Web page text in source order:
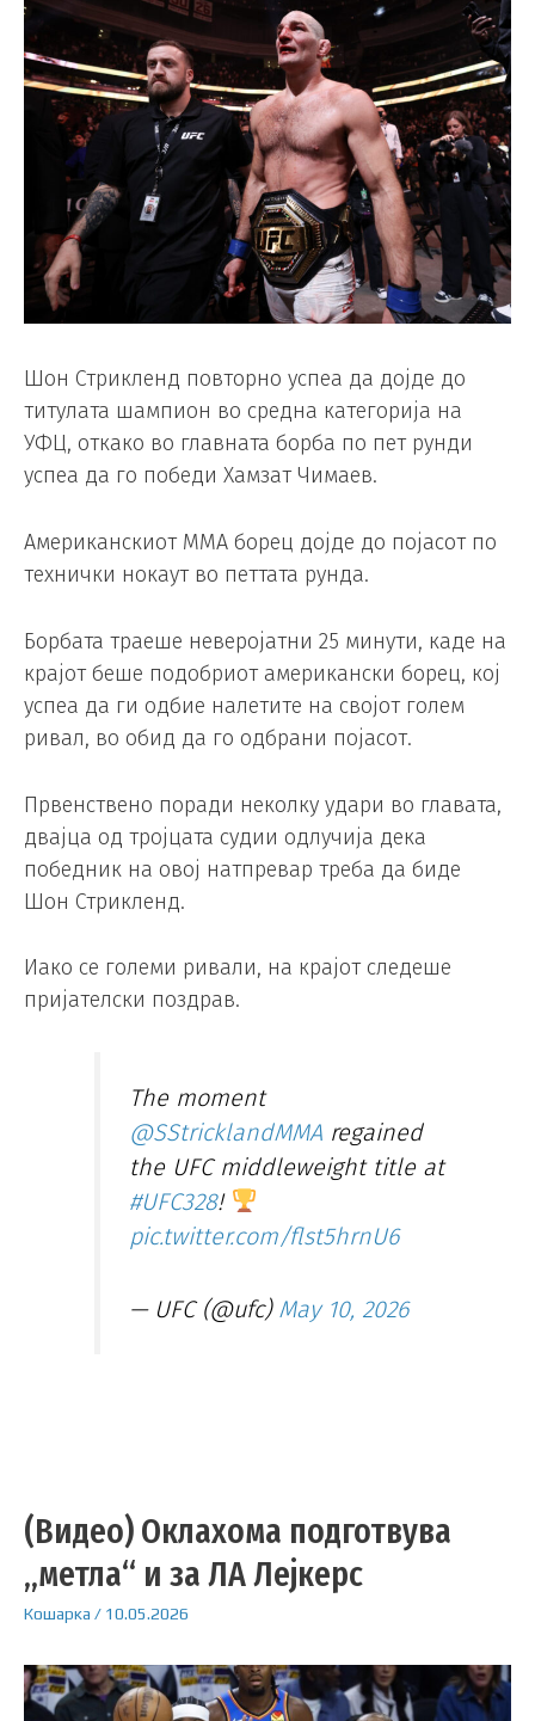
Шон Стрикленд повторно успеа да дојде до
титулата шампион во средна категорија на
УФЦ, откако во главната борба по пет рунди
успеа да го победи Хамзат Чимаев.
Американскиот ММА борец дојде до појасот по
технички нокаут во петтата рунда.
Борбата траеше неверојатни 25 минути, каде на
крајот беше подобриот американски борец, кој
успеа да ги одбие налетите на својот голем
ривал, во обид да го одбрани појасот.
Првенствено поради неколку удари во главата,
двајца од тројцата судии одлучија дека
победник на овој натпревар треба да биде
Шон Стрикленд.
Иако се големи ривали, на крајот следеше
пријателски поздрав.
The moment
@SStricklandMMA regained
the UFC middleweight title at
#UFC328!
pic.twitter.com/flst5hrnU6
— UFC (@ufc) May 10, 2026
(Видео) Оклахома подготвува
„метла“ и за ЛА Лејкерс
Кошарка / 10.05.2026